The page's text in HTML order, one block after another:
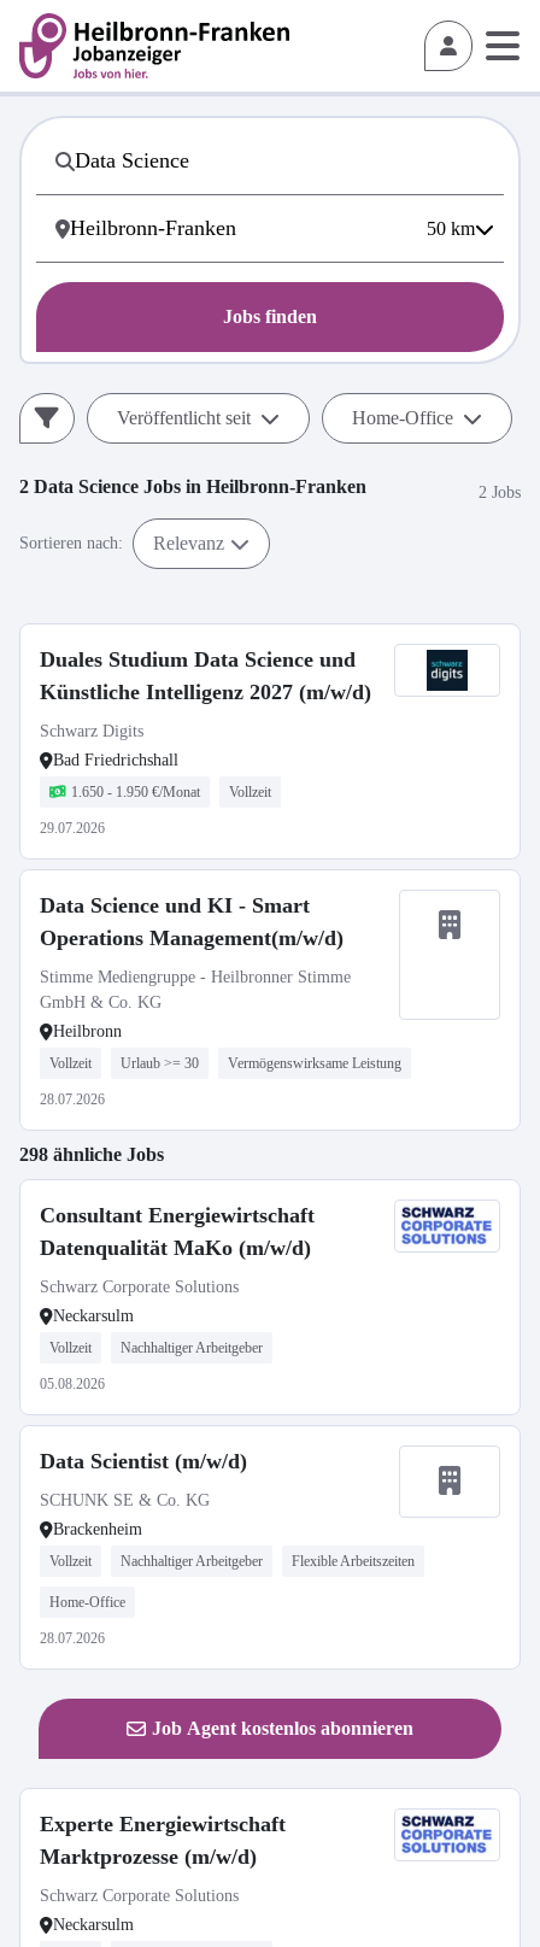
50 km
Jobs finden
Veröffentlicht seit Home-Office
2 Data Science Jobs in Heilbronn-Franken 2 Jobs
Sortieren nach: Relevanz
Duales Studium Data Science und
Künstliche Intelligenz 2027 (m/w/d)
Schwarz Digits
Bad Friedrichshall
1.650 - 1.950 €/Monat Vollzeit
29.07.2026
Data Science und KI - Smart
Operations Management(m/w/d)
Stimme Mediengruppe - Heilbronner Stimme
GmbH & Co. KG
Heilbronn
Vollzeit Urlaub >= 30 Vermögenswirksame Leistung
28.07.2026
298 ähnliche Jobs
Consultant Energiewirtschaft
Datenqualität MaKo (m/w/d)
Schwarz Corporate Solutions
Neckarsulm
Vollzeit Nachhaltiger Arbeitgeber
05.08.2026
Data Scientist (m/w/d)
SCHUNK SE & Co. KG
Brackenheim
Vollzeit Nachhaltiger Arbeitgeber Flexible Arbeitszeiten
Home-Office
28.07.2026
Job Agent kostenlos abonnieren
Experte Energiewirtschaft
Marktprozesse (m/w/d)
Schwarz Corporate Solutions
Neckarsulm